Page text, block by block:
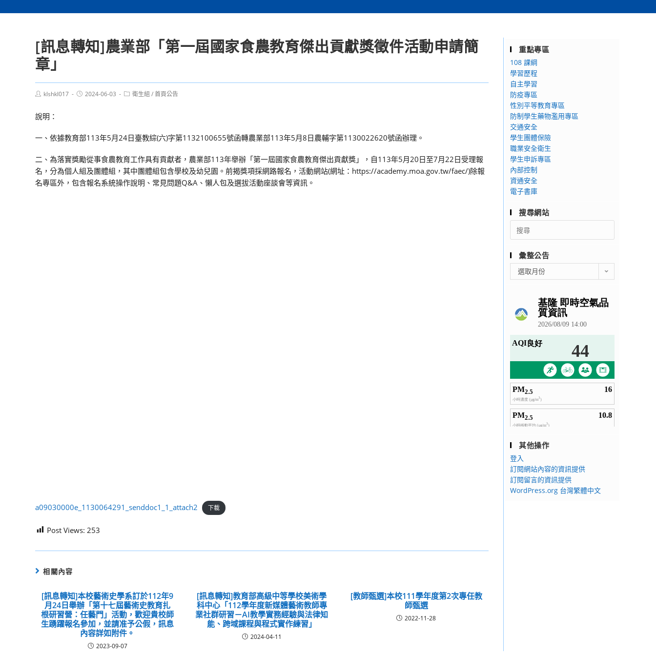
[訊息轉知]農業部「第一屆國家食農教育傑出貢獻獎徵件活動申請簡
章」
Postklshkl017
Post2024-06-03
Post衛生組 /首頁公告
說明：
一、依據教育部113年5月24日臺教綜(六)字第1132100655號函轉農業部113年5月8日農輔字第1130022620號函辦理。
二、為落實獎勵從事食農教育工作具有貢獻者，農業部113年舉辦「第一屆國家食農教育傑出貢獻獎」，自113年5月20日至7月22日受理報
名，分為個人組及團體組，其中團體組包含學校及幼兒園。前揭獎項採網路報名，活動網站(網址：https://academy.moa.gov.tw/faec/)除報
名專區外，包含報名系統操作說明、常見問題Q&A、懶人包及選拔活動座談會等資訊。
a09030000e_1130064291_senddoc1_1_attach2 下載
Post Views: 253
相關內容
[訊息轉知]本校藝術史學系訂於112年9
月24日舉辦「第十七屆藝術史教育扎
根研習營：任藝門」活動，歡迎貴校師
生踴躍報名參加，並請准予公假，訊息
內容詳如附件。
2023-09-07
[訊息轉知]教育部高級中等學校美術學
科中心「112學年度新媒體藝術教師專
業社群研習－AI教學實務經驗與法律知
能、跨域課程與程式實作練習」
2024-04-11
[教師甄選]本校111學年度第2次專任教
師甄選
2022-11-28
重點專區
108 課綱
學習歷程
自主學習
防疫專區
性別平等教育專區
防制學生藥物濫用專區
交通安全
學生團體保險
職業安全衛生
學生申訴專區
內部控制
資通安全
電子書庫
搜尋網站
Search
for:
彙整公告
整
選取月份
其他操作
登入
訂閱網站內容的資訊提供
訂閱留言的資訊提供
WordPress.org 台灣繁體中文